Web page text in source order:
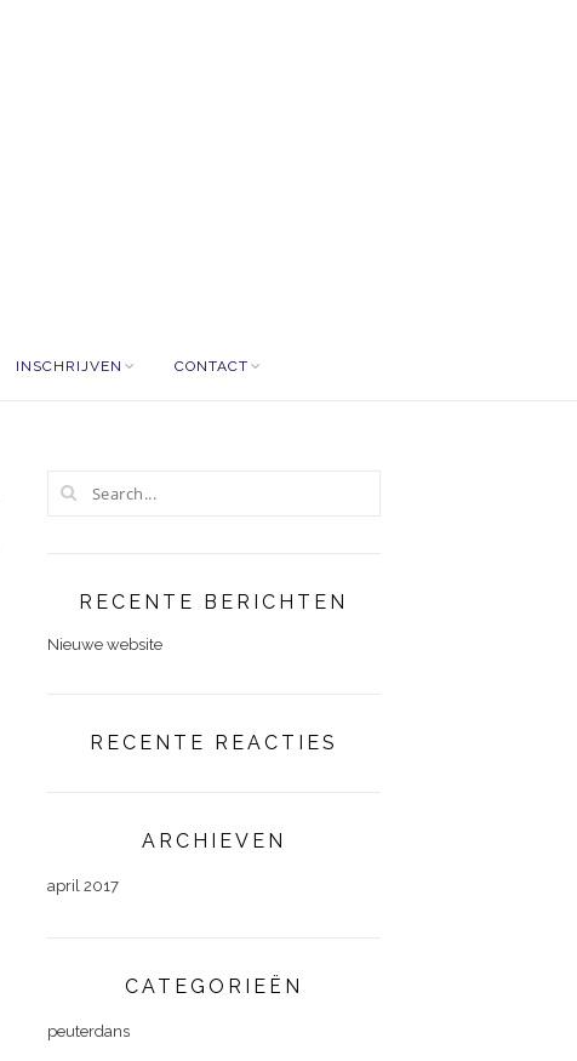
INSCHRIJVEN CONTACT
RECENTE BERICHTEN
Nieuwe website
RECENTE REACTIES
ARCHIEVEN
april 2017
CATEGORIEËN
peuterdans